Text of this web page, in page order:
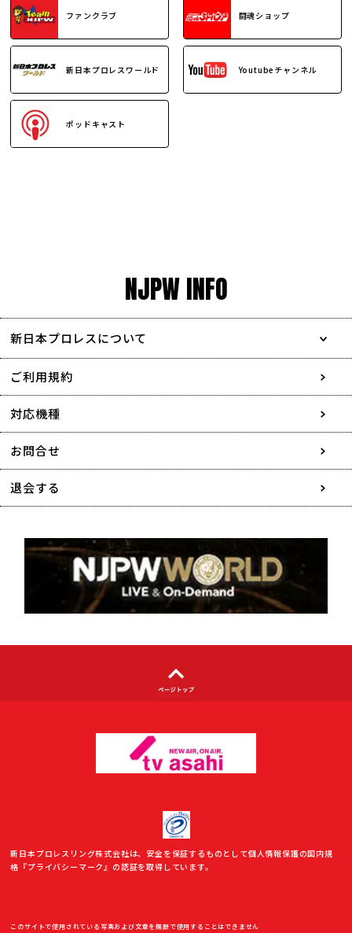
ファンクラブ 闘魂ショップ
新日本プロレスワールド Youtubeチャンネル
ポッドキャスト
NJPW INFO
新日本プロレスについて
会社情報
採用情報
協賛・広告媒体のご案内
特定商取引に関する表記
著作権について
利用者情報の外部送信について
ご利用規約
対応機種
お問合せ
退会する
新日本プロレスリング株式会社は、安全を保証するものとして個人情報保護の国内規
格『プライバシーマーク』の認証を取得しています。
このサイトで使用されている写真および文章を無断で使用することはできません